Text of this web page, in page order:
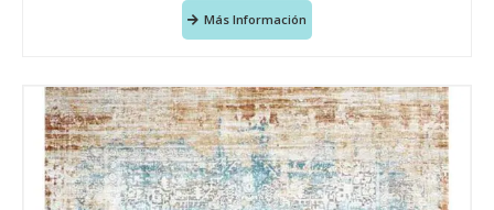
Más Información